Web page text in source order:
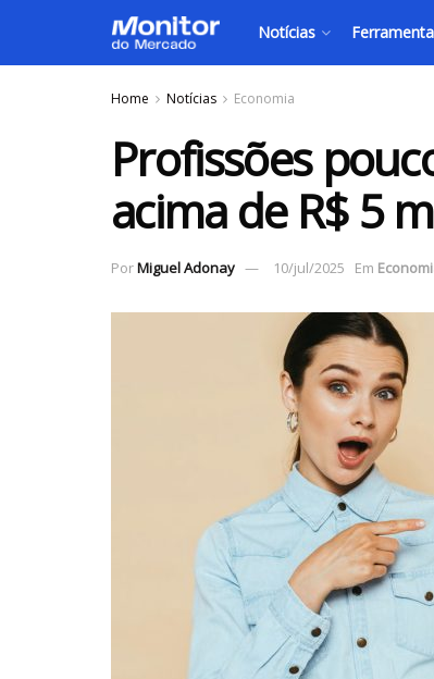
Notícias
Home Notícias Economia
Profissões
acima de R$ 5
PorMiguel Adonay 10/jul/2025 Em